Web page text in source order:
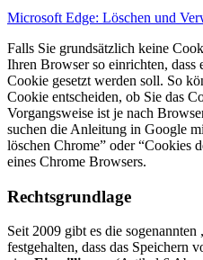
Microsoft Edge: Löschen und
Falls Sie grundsätzlich keine
Ihren Browser so einrichten,
Cookie gesetzt werden soll. So
Cookie entscheiden, ob Sie das
Vorgangsweise ist je nach
suchen die Anleitung in Google
löschen Chrome” oder “Cookies
eines Chrome Browsers.
Rechtsgrundlage
Seit 2009 gibt es die
festgehalten, dass das Speichern